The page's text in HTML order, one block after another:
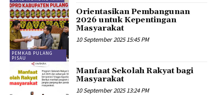
PEMKAB PULANG
PISAU
Orientasikan Pembangunan
2026 untuk Kepentingan
Masyarakat
10 September 2025 15:45 PM
Manfaat Sekolah Rakyat bagi
Masyarakat
10 September 2025 13:24 PM